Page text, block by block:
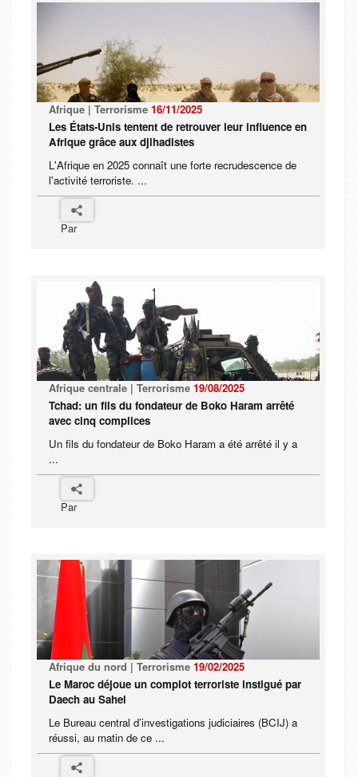
Afrique | Terrorisme 16/11/2025
Les États-Unis tentent de retrouver leur influence en
Afrique grâce aux djihadistes
L'Afrique en 2025 connaît une forte recrudescence de
l'activité terroriste. ...
Par
Afrique centrale | Terrorisme 19/08/2025
Tchad: un fils du fondateur de Boko Haram arrêté
avec cinq complices
Un fils du fondateur de Boko Haram a été arrêté il y a
...
Par
Afrique du nord | Terrorisme 19/02/2025
Le Maroc déjoue un complot terroriste instigué par
Daech au Sahel
Le Bureau central d’investigations judiciaires (BCIJ) a
réussi, au matin de ce ...